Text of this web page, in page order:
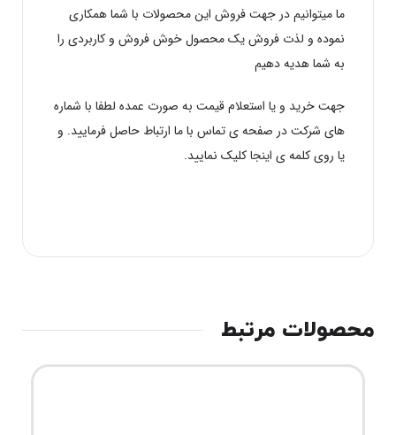
ما میتوانیم در جهت فروش این محصولات با شما همکاری
نموده و لذت فروش یک محصول خوش فروش و کاربردی را
به شما هدیه دهیم
جهت خرید و یا استعلام قیمت به صورت عمده لطفا با شماره
های شرکت در صفحه ی تماس با ما ارتباط حاصل فرمایید. و
یا روی کلمه ی اینجاکلیک نمایید.
محصولات مرتبط